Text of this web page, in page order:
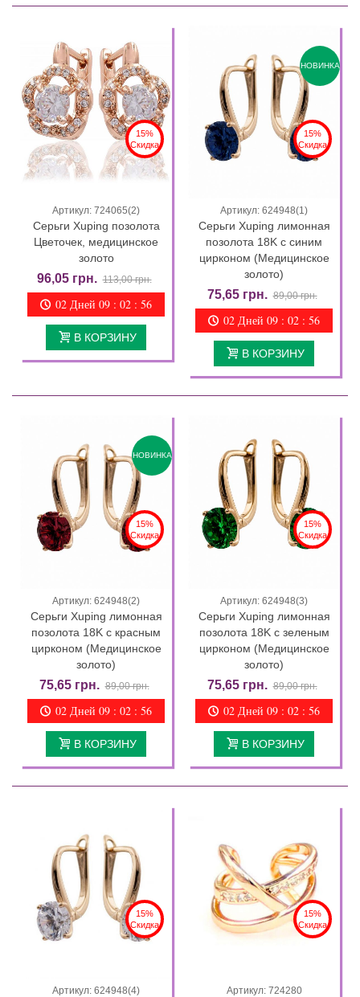
15%
Скидка
Артикул: 724065(2)
Серьги Xuping позолота
Цветочек, медицинское
золото
96,05 грн. 113,00 грн.
02 Дней 09 : 02 : 55
В КОРЗИНУ
НОВИНКА
15%
Скидка
Артикул: 624948(1)
Серьги Xuping лимонная
позолота 18K с синим
цирконом (Медицинское
золото)
75,65 грн. 89,00 грн.
02 Дней 09 : 02 : 55
В КОРЗИНУ
НОВИНКА
15%
Скидка
Артикул: 624948(2)
Серьги Xuping лимонная
позолота 18K с красным
цирконом (Медицинское
золото)
75,65 грн. 89,00 грн.
02 Дней 09 : 02 : 55
В КОРЗИНУ
15%
Скидка
Артикул: 624948(3)
Серьги Xuping лимонная
позолота 18K с зеленым
цирконом (Медицинское
золото)
75,65 грн. 89,00 грн.
02 Дней 09 : 02 : 55
В КОРЗИНУ
15%
Скидка
Артикул: 624948(4)
15%
Скидка
Артикул: 724280